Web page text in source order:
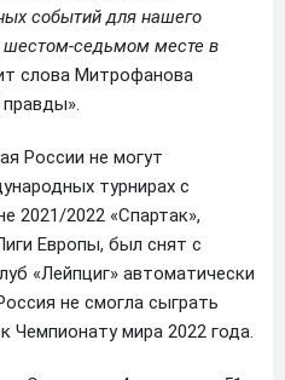
событий для нашего
шестом-седьмом месте в
слова Митрофанова
России не могут
турнирах с
2021/2022 «Спартак»,
Европы, был снят с
«Лейпциг» автоматически
не смогла сыграть
Чемпионату мира 2022 года.